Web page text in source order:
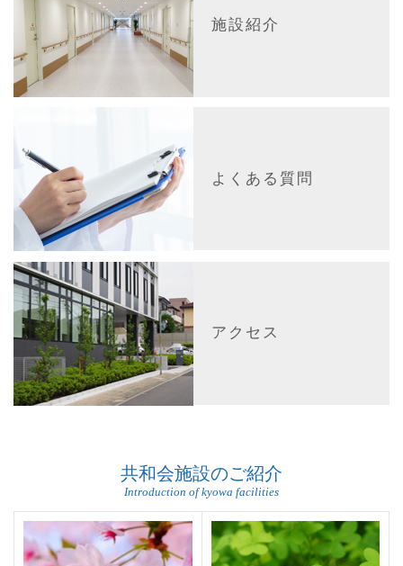
施設紹介
よくある質問
アクセス
共和会施設のご紹介
Introduction of kyowa facilities